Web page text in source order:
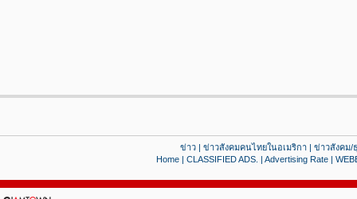
ข่าว| ข่าวสังคมคนไทยในอเมริกา| ข่าวสังคม/
Home| CLASSIFIED ADS. | Advertising Rate|